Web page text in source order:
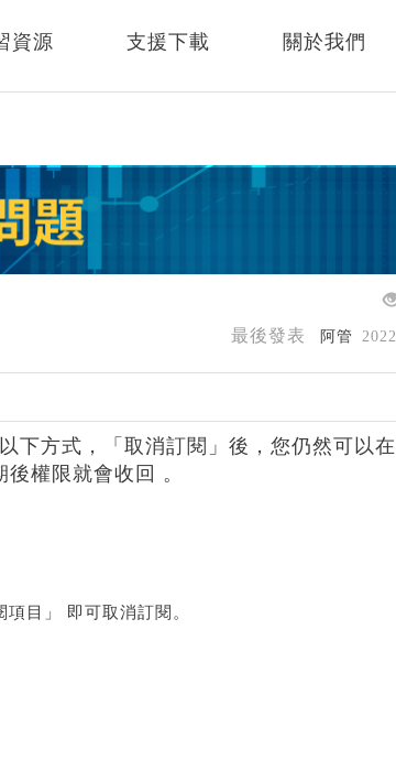
資源 支援下載 關於我們
最後發表 阿管
下方式，「取消訂閱」後，您仍然可以
權限就會收回 。
目」 即可取消訂閱。